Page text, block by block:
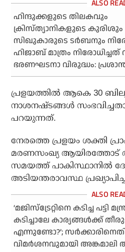
ഹിന്ദുക്കളുടെ തിലകവും
ക്രിസ്ത്യാനികളുടെ കുരിശും
സിഖുകാരുടെ ടര്‍ബനും
ഹിജാബ് മാത്രം നിരോധിച്ചത്
ഭരണഘടനാ വിരുദ്ധം:
പ്രളയത്തില്‍ ആകെ 30
നാശനഷ്ടങ്ങള്‍
പറയുന്നത്.
നേരത്തെ പ്രളയം ശക്തി
മരണസംഖ്യ
സമയത്ത് പാകിസ്ഥാനില്‍
അടിയന്തരാവസ്ഥ
‘മജിസ്‌ട്രേറ്റിനെ കടിച്ച പട്ടി
കടിച്ചാലേ കാര്യങ്ങള്‍ക്ക്
എന്നുണ്ടോ?’;
വിമര്‍ശനവുമായി